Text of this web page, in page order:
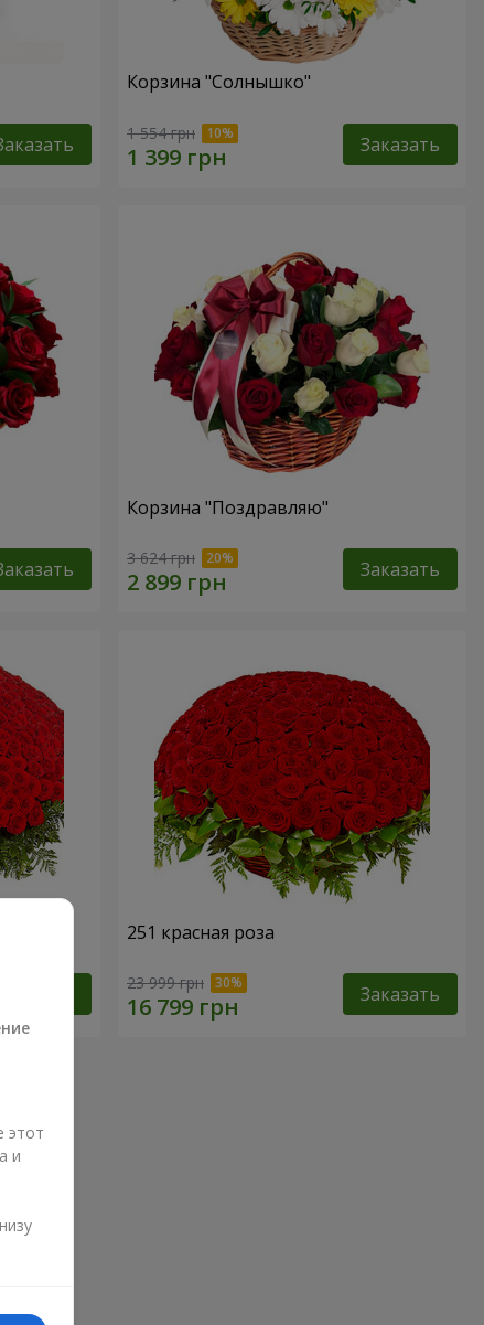
Корзина "Солнышко"
1 554 грн Заказать
Корзина "Поздравляю"
3 624 грн Заказать
251 красная роза
23 999 грн Заказать
этот
и